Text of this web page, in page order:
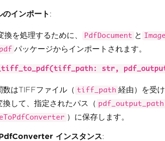
のインポート :
換を処理するために、 PdfDocument と
パッケージからインポートされます。
str,
数はTIFFファイル（ tiff_path 経由）を受
換して、指定されたパス（ pdf_output_path
）に保存します。
インスタンス: